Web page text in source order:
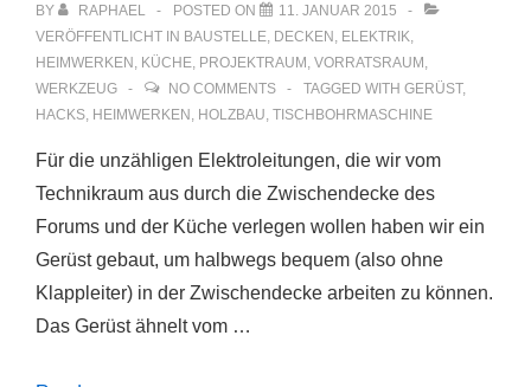
BY RAPHAEL POSTED ON
11. JANUAR 2015
VERÖFFENTLICHT IN BAUSTELLE, DECKEN , ELEKTRIK,
HEIMWERKEN , KÜCHE, PROJEKTRAUM , VORRATSRAUM ,
WERKZEUG
NO COMMENTS TAGGED WITH GERÜST,
HACKS, HEIMWERKEN , HOLZBAU, TISCHBOHRMASCHINE
Für die unzähligen Elektroleitungen, die wir vom
Technikraum aus durch die Zwischendecke des
Forums und der Küche verlegen wollen haben wir ein
Gerüst gebaut, um halbwegs bequem (also ohne
Klappleiter) in der Zwischendecke arbeiten zu können.
Das Gerüst ähnelt vom …